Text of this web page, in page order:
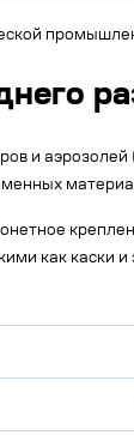
и
как каски